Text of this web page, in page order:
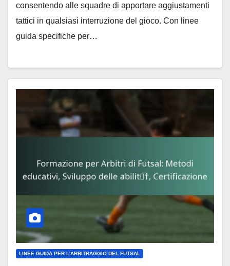
consentendo alle squadre di apportare aggiustamenti
tattici in qualsiasi interruzione del gioco. Con linee
guida specifiche per…
LINEE GUIDA PER L'ARBITRAGGIO DEL FUTSAL